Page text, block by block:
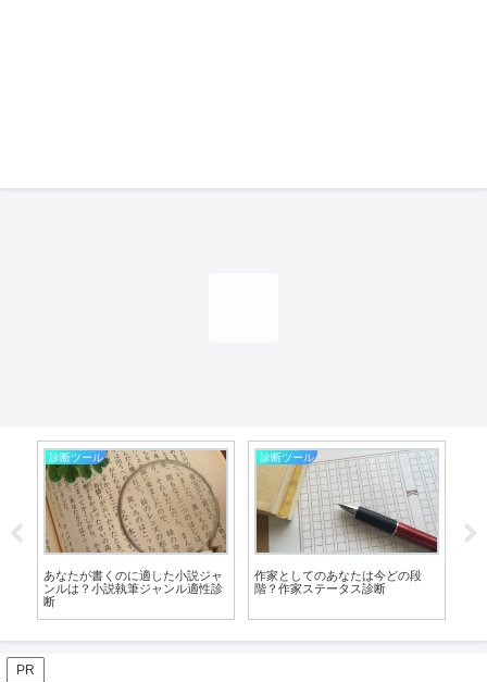
物書きばなし
「異世界もの」はなぜこんなにも
愛される？実は1000年の歴史、古
典文学から続く鉄板のストーリー
物書きばなし
作家さんを「先生」と呼ぶことに
ついての考えまとめ
PR